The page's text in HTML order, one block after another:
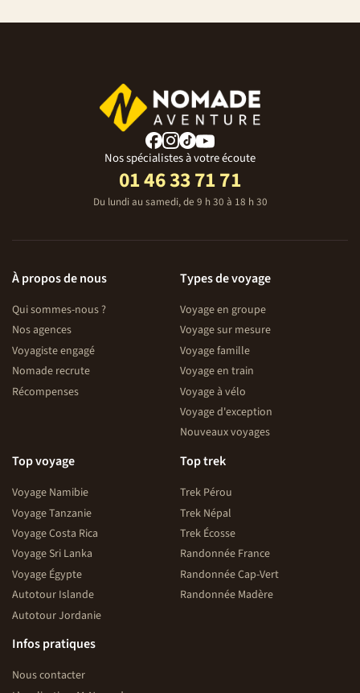
Nos spécialistes à votre écoute
01 46 33 71 71
Du lundi au samedi, de 9 h 30 à 18 h 30
À propos de nous
Qui sommes-nous ?
Nos agences
Voyagiste engagé
Nomade recrute
Récompenses
Types de voyage
Voyage en groupe
Voyage sur mesure
Voyage famille
Voyage en train
Voyage à vélo
Voyage d'exception
Nouveaux voyages
Top voyage
Voyage Namibie
Voyage Tanzanie
Voyage Costa Rica
Voyage Sri Lanka
Voyage Égypte
Autotour Islande
Autotour Jordanie
Top trek
Trek Pérou
Trek Népal
Trek Écosse
Randonnée France
Randonnée Cap-Vert
Randonnée Madère
Infos pratiques
Nous contacter